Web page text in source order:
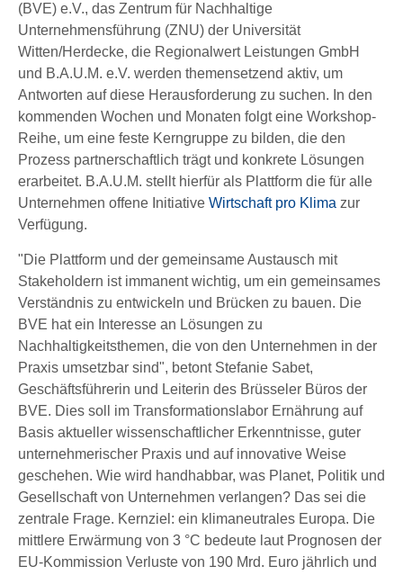
(BVE) e.V., das Zentrum für Nachhaltige
Unternehmensführung (ZNU) der Universität
Witten/Herdecke, die Regionalwert Leistungen GmbH
und B.A.U.M. e.V. werden themensetzend aktiv, um
Antworten auf diese Herausforderung zu suchen. In den
kommenden Wochen und Monaten folgt eine Workshop-
Reihe, um eine feste Kerngruppe zu bilden, die den
Prozess partnerschaftlich trägt und konkrete Lösungen
erarbeitet. B.A.U.M. stellt hierfür als Plattform die für alle
Unternehmen offene Initiative Wirtschaft pro Klima zur
Verfügung.
"Die Plattform und der gemeinsame Austausch mit
Stakeholdern ist immanent wichtig, um ein gemeinsames
Verständnis zu entwickeln und Brücken zu bauen. Die
BVE hat ein Interesse an Lösungen zu
Nachhaltigkeitsthemen, die von den Unternehmen in der
Praxis umsetzbar sind", betont Stefanie Sabet,
Geschäftsführerin und Leiterin des Brüsseler Büros der
BVE. Dies soll im Transformationslabor Ernährung auf
Basis aktueller wissenschaftlicher Erkenntnisse, guter
unternehmerischer Praxis und auf innovative Weise
geschehen. Wie wird handhabbar, was Planet, Politik und
Gesellschaft von Unternehmen verlangen? Das sei die
zentrale Frage. Kernziel: ein klimaneutrales Europa. Die
mittlere Erwärmung von 3 °C bedeute laut Prognosen der
EU-Kommission Verluste von 190 Mrd. Euro jährlich und